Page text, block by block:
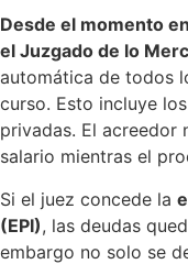
Desde el momento
el Juzgado de lo
automática de todos
curso. Esto incluye
privadas. El acreedor
salario mientras el
Si el juez concede la
(EPI), las deudas
embargo no solo se